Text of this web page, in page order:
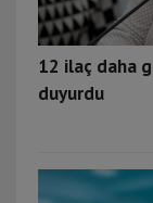
12 ilaç daha
duyurdu